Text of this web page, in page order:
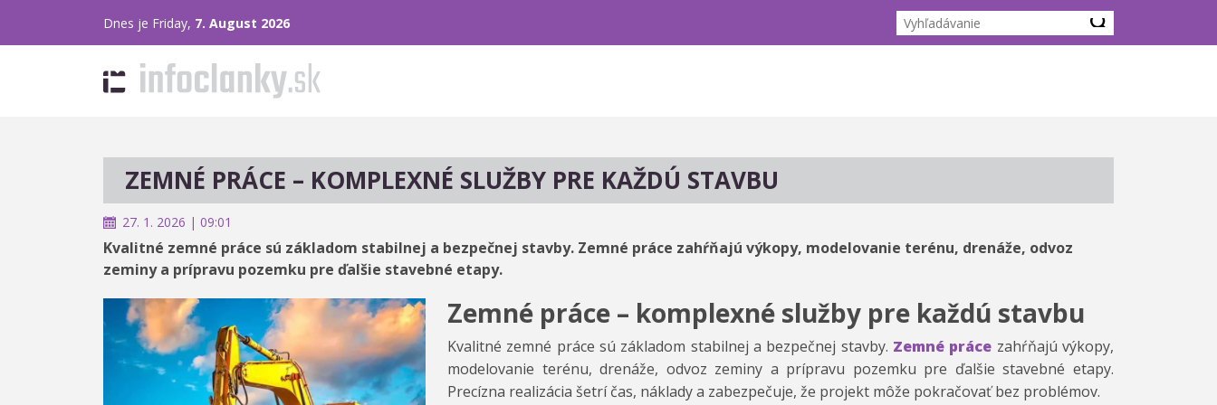
Dnes je Friday, 7. August 2026
ZEMNÉ PRÁCE – KOMPLEXNÉ SLUŽBY PRE KAŽDÚ STAVBU
27. 1. 2026 | 09:01
Kvalitné zemné práce sú základom stabilnej a bezpečnej stavby. Zemné práce zahŕňajú výkopy, modelovanie terénu, drenáže, odvoz
zeminy a prípravu pozemku pre ďalšie stavebné etapy.
Zemné práce – komplexné služby pre každú stavbu
Kvalitné zemné práce sú základom stabilnej a bezpečnej stavby. Zemné práce zahŕňajú výkopy,
modelovanie terénu, drenáže, odvoz zeminy a prípravu pozemku pre ďalšie stavebné etapy.
Precízna realizácia šetrí čas, náklady a zabezpečuje, že projekt môže pokračovať bez problémov.